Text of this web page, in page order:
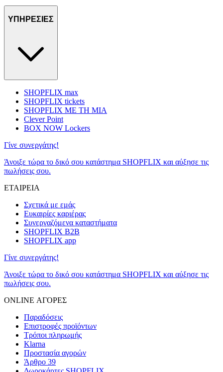
ΥΠΗΡΕΣΙΕΣ
SHOPFLIX max
SHOPFLIX tickets
SHOPFLIX ΜΕ ΤΗ ΜΙΑ
Clever Point
BOX NOW Lockers
Γίνε συνεργάτης!
Άνοιξε τώρα το δικό σου κατάστημα SHOPFLIX και αύξησε τις
πωλήσεις σου.
ΕΤΑΙΡΕΙΑ
Σχετικά με εμάς
Ευκαιρίες καριέρας
Συνεργαζόμενα καταστήματα
SHOPFLIX B2B
SHOPFLIX app
Γίνε συνεργάτης!
Άνοιξε τώρα το δικό σου κατάστημα SHOPFLIX και αύξησε τις
πωλήσεις σου.
ONLINE ΑΓΟΡΕΣ
Παραδόσεις
Επιστροφές προϊόντων
Τρόποι πληρωμής
Klarna
Προστασία αγορών
Άρθρο 39